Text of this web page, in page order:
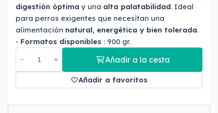
digestión óptima y una alta palatabilidad. Ideal
para perros exigentes que necesitan una
alimentación natural, energética y bien tolerada.
- Formatos disponibles : 900 gr.
Añadir a la cesta
Añadir a favoritos